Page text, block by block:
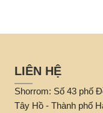
LIÊN HỆ
Shorrom: Số 43 phố
Tây Hồ - Thành phố